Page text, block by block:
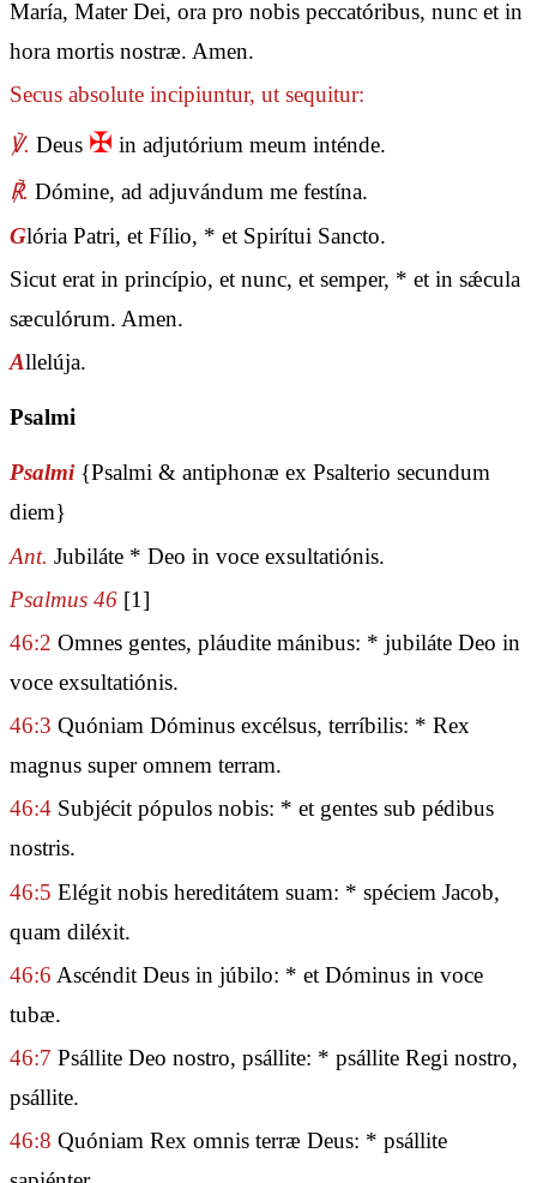
María, Mater Dei, ora pro nobis peccatóribus, nunc et in
hora mortis nostræ. Amen.
Secus absolute incipiuntur, ut sequitur:
℣. Deus ✠ in adjutórium meum inténde.
℟. Dómine, ad adjuvándum me festína.
Glória Patri, et Fílio, * et Spirítui Sancto.
Sicut erat in princípio, et nunc, et semper, * et in sǽcula
sæculórum. Amen.
Allelúja.
Psalmi
Psalmi {Psalmi & antiphonæ ex Psalterio secundum
diem}
Ant. Jubiláte * Deo in voce exsultatiónis.
Psalmus 46 [1]
46:2 Omnes gentes, pláudite mánibus: * jubiláte Deo in
voce exsultatiónis.
46:3 Quóniam Dóminus excélsus, terríbilis: * Rex
magnus super omnem terram.
46:4 Subjécit pópulos nobis: * et gentes sub pédibus
nostris.
46:5 Elégit nobis hereditátem suam: * spéciem Jacob,
quam diléxit.
46:6 Ascéndit Deus in júbilo: * et Dóminus in voce
tubæ.
46:7 Psállite Deo nostro, psállite: * psállite Regi nostro,
psállite.
46:8 Quóniam Rex omnis terræ Deus: * psállite